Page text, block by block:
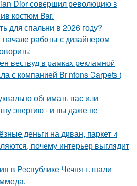
Dior совершил революцию в
костюм Bar.
для спальни в 2026 году?
работы с дизайнером
вествуд в рамках рекламной
с компанией Brintons Carpets (
обнимать вас или
энергию - и вы даже не
деньги на диван, паркет и
почему интерьер выглядит
в Республике Чечня г. шали